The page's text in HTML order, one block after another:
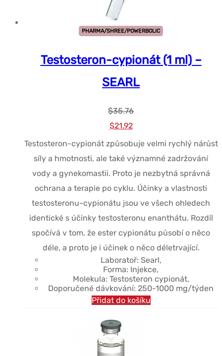
PHARMA/SHREE/POWERBOLIC
Testosteron-cypionát (1 ml) –
SEARL
$35.76
Původní
cena
byla:
$35.76.
$21.92Současná
cena
je:
$21.92.
Testosteron-cypionát způsobuje velmi rychlý nárůst
síly a hmotnosti, ale také významné zadržování
vody a gynekomastii. Proto je nezbytná správná
ochrana a terapie po cyklu. Účinky a vlastnosti
testosteronu-cypionátu jsou ve všech ohledech
identické s účinky testosteronu enanthátu. Rozdíl
spočívá v tom, že ester cypionátu působí o něco
déle, a proto je i účinek o něco déletrvající.
Laboratoř: Searl,
Forma: Injekce,
Molekula: Testosteron cypionát,
Doporučené dávkování: 250-1000 mg/týden
Přidat do košíku